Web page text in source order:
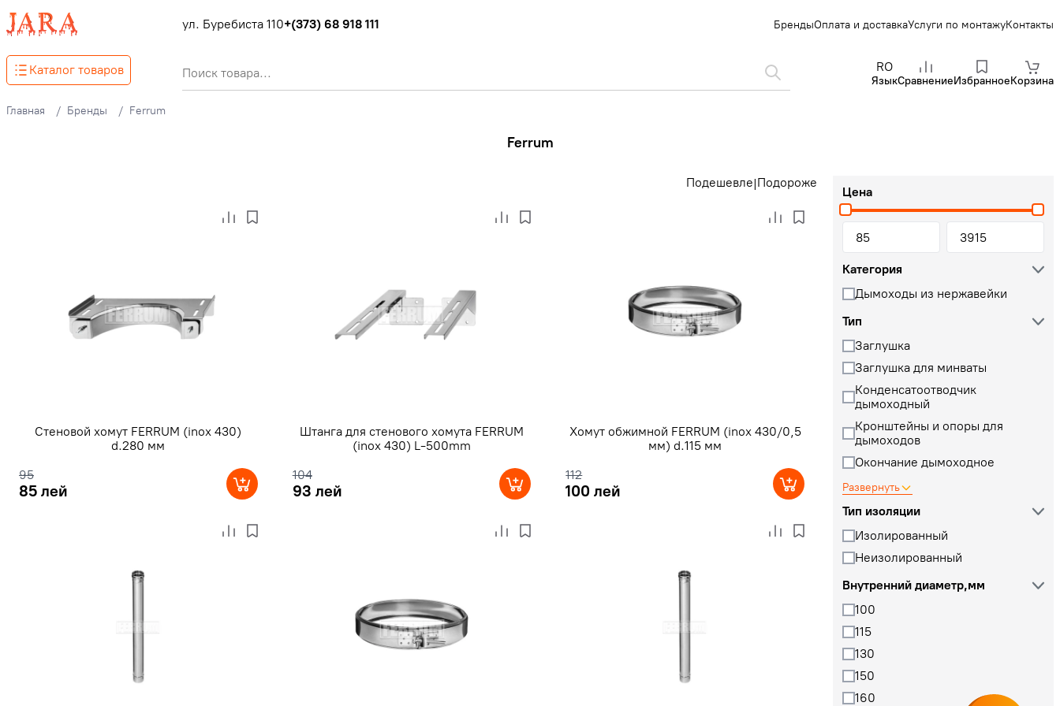
ул. Буребиста 110+(373) 68 918 111 БрендыОплата и доставкаУслуги по монтажуКонтакты
Каталог товаров RO
ЯзыкСравнениеИзбранноеКорзина
Главная Бренды Ferrum
Ferrum
Подешевле|Подороже
Стеновой хомут FERRUM (inox 430)
d.280 мм
95
85 лей
Штанга для стенового хомута FERRUM
(inox 430) L-500mm
104
93 лей
Хомут обжимной FERRUM (inox 430/0,5
мм) d.115 мм
112
100 лей
Цена
Категория
Дымоходы из нержавейки
Тип
Заглушка
Заглушка для минваты
Конденсатоотводчик
дымоходный
Кронштейны и опоры для
дымоходов
Окончание дымоходное
Развернуть
Тип изоляции
Изолированный
Неизолированный
Внутренний диаметр,мм
100
115
130
150
160